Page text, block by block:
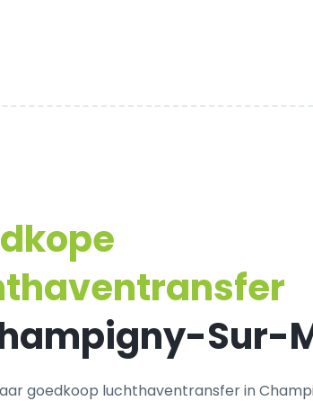
Sur-
goedkoop luchthaventransfer in